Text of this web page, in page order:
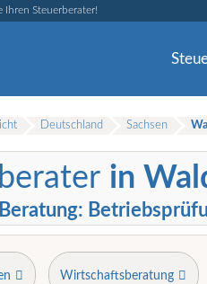
Ihren Steuerberater!
Deutschland Sachsen
in
Wirtschaftsberatung